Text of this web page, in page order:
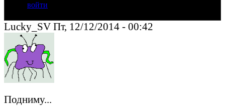
войти
Lucky_SV Пт, 12/12/2014 - 00:42
Подниму...